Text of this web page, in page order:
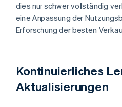
dies nur schwer vollständig
eine Anpassung der
Erforschung der besten
Kontinuierliches
Aktualisierungen